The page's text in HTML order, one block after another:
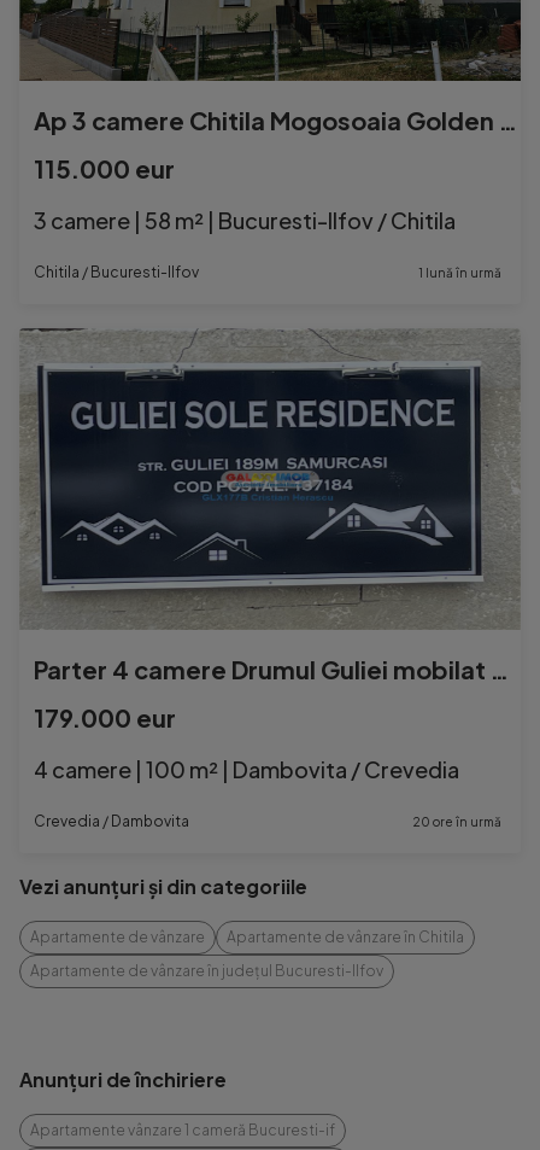
Ap 3 camere Chitila Mogosoaia Golden Rose Residence
115.000 eur
3 camere | 58 m² | Bucuresti-Ilfov / Chitila
Chitila / Bucuresti-Ilfov 1 lună în urmă
Parter 4 camere Drumul Guliei mobilat utilat 100 mpu teren 4
179.000 eur
4 camere | 100 m² | Dambovita / Crevedia
Crevedia / Dambovita 20 ore în urmă
Vezi anunțuri și din categoriile
Apartamente de vânzare
Apartamente de vânzare în Chitila
Apartamente de vânzare în județul Bucuresti-Ilfov
Anunțuri de închiriere
Apartamente vânzare 1 cameră Bucuresti-if